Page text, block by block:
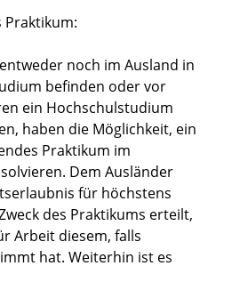
Praktikum:
noch im Ausland in
befinden oder vor
ein Hochschulstudium
haben die Möglichkeit, ein
Praktikum im
Dem Ausländer
für höchstens
des Praktikums erteilt,
Arbeit diesem, falls
hat. Weiterhin ist es